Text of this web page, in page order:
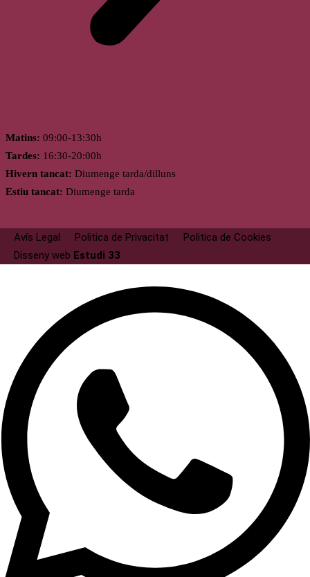
Matins: 09:00-13:30h
Tardes: 16:30-20:00h
Hivern tancat: Diumenge tarda/dilluns
Estiu tancat: Diumenge tarda
Avís Legal Politica de Privacitat
Politica de Cookies
Disseny web Estudi 33